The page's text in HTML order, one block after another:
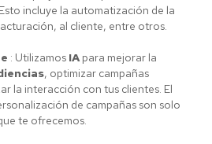
incluye la automatización de la
al cliente, entre otros.
: Utilizamos IApara mejorar la
, optimizar campañas
la interacción con tus clientes. El
de campañas son solo
te ofrecemos.